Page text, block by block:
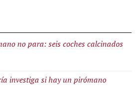
no para: seis coches calcinados
investiga si hay un pirómano